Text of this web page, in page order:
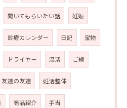
聞いてもらいたい話 妊娠
診療カレンダー 日記 宝物
ドライヤー 温活 ご縁
友達の友達 妊活整体
商品紹介 手当